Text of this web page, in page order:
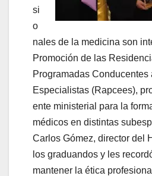
si
o
nales de la medicina son
Promoción de las
Programadas Conducentes
Especialistas (Rapcees),
ente ministerial para la
médicos en distintas
Carlos Gómez, director del
los graduandos y les
mantener la ética